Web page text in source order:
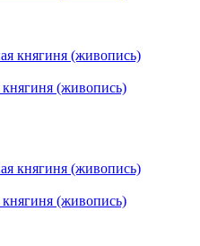
княгиня (живопись)
княгиня (живопись)